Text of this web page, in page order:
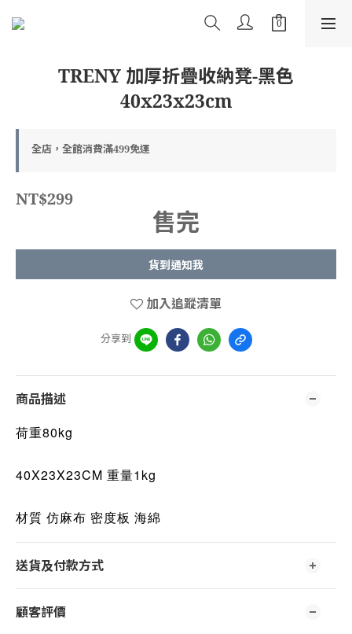
TRENY 加厚折疊收納凳-黑色
40x23x23cm
全店，全館消費滿499免運
NT$299
售完
貨到通知我
加入追蹤清單
分享到
商品描述
荷重80kg
40X23X23CM 重量1kg
材質 仿麻布 密度板 海綿
送貨及付款方式
顧客評價